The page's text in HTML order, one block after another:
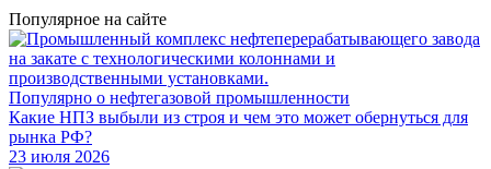
Популярное на сайте
Популярно о нефтегазовой промышленности
Какие НПЗ выбыли из строя и чем это может обернуться для
рынка РФ?
23 июля 2026